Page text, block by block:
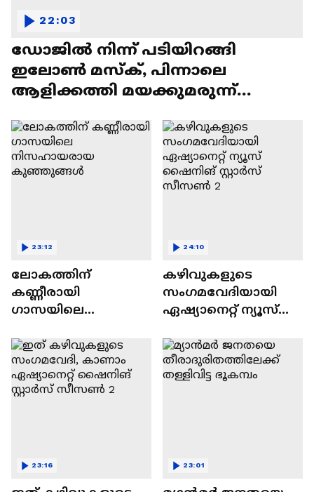
ഡോജിൽ നിന്ന് പടിയിറങ്ങി
ഇലോൺ മസ്ക്, പിന്നാലെ
ആളിക്കത്തി മയക്കുമരുന്ന്
22:03
ലോകത്തിന്
കണ്ണീരായി
ഗാസയിലെ
കുഞ്ഞുങ്ങൾ
23:12
കഴിവുകളുടെ
സംഗമവേദിയായി
ഏഷ്യാനെറ്റ് ന്യൂസ്
സീസൺ 2
24:10
23:16 23:01